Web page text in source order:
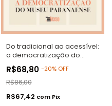
Do tradicional ao acessível:
a democratização do
Museu Paranaense
R$68,80 -20% OFF
R$86,00
R$67,42 com Pix